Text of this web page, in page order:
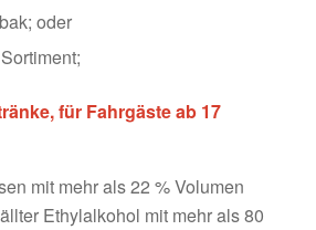
oder
für Fahrgäste ab 17
mit mehr als 22 % Volumen
Ethylalkohol mit mehr als 80